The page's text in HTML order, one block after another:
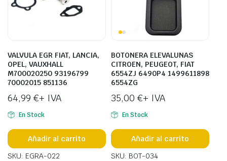
VALVULA EGR FIAT, LANCIA,
OPEL, VAUXHALL
M700020250 93196799
70002015 851136
64,99 €+ IVA
En Stock
Añadir al carrito
SKU: EGRA-022
BOTONERA ELEVALUNAS
CITROEN, PEUGEOT, FIAT
6554ZJ 6490P4 1499611898
6554ZG
35,00 €+ IVA
En Stock
Añadir al carrito
SKU: BOT-034